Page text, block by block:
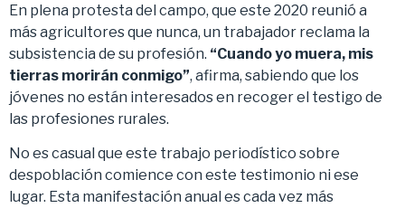
En plena protesta del campo, que este 2020 reunió a
más agricultores que nunca, un trabajador reclama la
subsistencia de su profesión. “Cuando yo muera, mis
tierras morirán conmigo”, afirma, sabiendo que los
jóvenes no están interesados en recoger el testigo de
las profesiones rurales.
No es casual que este trabajo periodístico sobre
despoblación comience con este testimonio ni ese
lugar. Esta manifestación anual es cada vez más